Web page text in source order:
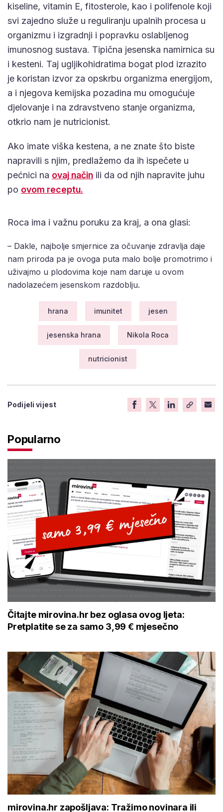
kiseline, vitamin E, fitosterole, kao i polifenole koji
svi zajedno služe u reguliranju upalnih procesa u
organizmu i izgradnji i popravku oslabljenog
imunosnog sustava. Tipična jesenska namirnica su
i kesteni. Taj ugljikohidratima bogat plod izrazito
je koristan izvor za opskrbu organizma energijom,
a i njegova kemijska pozadina mu omogućuje
djelovanje i na zdravstveno stanje organizma,
otkrio nam je nutricionist.
Ako imate viška kestena, a ne znate što biste
napravili s njim, predlažemo da ih ispečete u
pećnici na ovaj način ili da od njih napravite juhu
po ovom receptu.
Roca ima i važnu poruku za kraj, a ona glasi:
– Dakle, najbolje smjernice za očuvanje zdravlja daje
nam priroda pa je ovoga puta malo bolje promotrimo i
uživajmo u plodovima koje nam daruje u ovom
nadolazećem jesenskom razdoblju.
hrana imunitet jesen
jesenska hrana Nikola Roca
nutricionist
Podijeli vijest
Popularno
Čitajte mirovina.hr bez oglasa ovog ljeta:
Pretplatite se za samo 3,99 € mjesečno
mirovina.hr zapošljava: Tražimo novinara ili